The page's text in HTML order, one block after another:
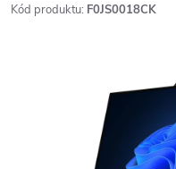
Kód produktu: F0JS0018CK